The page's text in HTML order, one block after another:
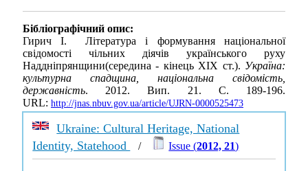
Бібліографічний опис:
Гирич І. Література і формування національної
свідомості чільних діячів українського руху
Наддніпрянщини(середина - кінець ХІХ ст.). Україна:
культурна спадщина, національна свідомість,
державність. 2012. Вип. 21. С. 189-196.
URL: http://jnas.nbuv.gov.ua/article/UJRN-0000525473
Ukraine: Cultural Heritage, National
Identity, Statehood
/ Issue (2012, 21)